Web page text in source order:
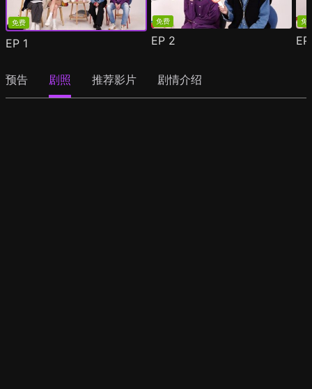
免费
EP 1
免费
EP 2
免
预告 剧照 推荐影片 剧情介绍